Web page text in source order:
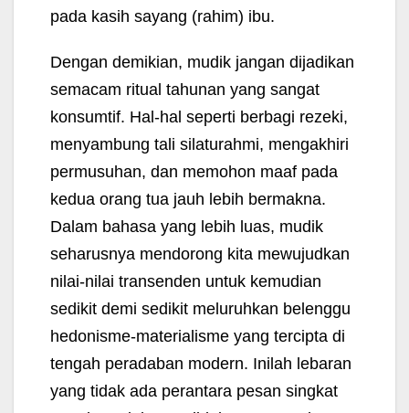
pada kasih sayang (rahim) ibu.
Dengan demikian, mudik jangan dijadikan
semacam ritual tahunan yang sangat
konsumtif. Hal-hal seperti berbagi rezeki,
menyambung tali silaturahmi, mengakhiri
permusuhan, dan memohon maaf pada
kedua orang tua jauh lebih bermakna.
Dalam bahasa yang lebih luas, mudik
seharusnya mendorong kita mewujudkan
nilai-nilai transenden untuk kemudian
sedikit demi sedikit meluruhkan belenggu
hedonisme-materialisme yang tercipta di
tengah peradaban modern. Inilah lebaran
yang tidak ada perantara pesan singkat